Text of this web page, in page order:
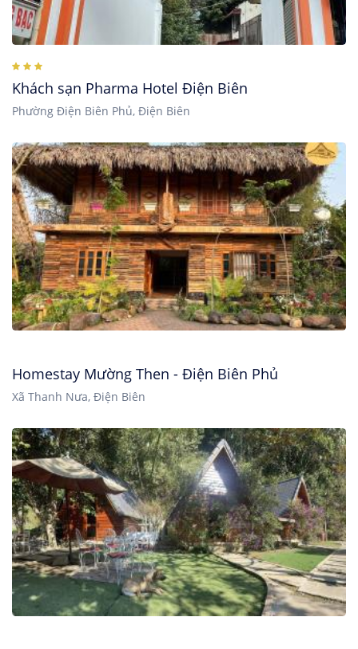
Khách sạn Pharma Hotel Điện Biên
Phường Điện Biên Phủ, Điện Biên
Homestay Mường Then - Điện Biên Phủ
Xã Thanh Nưa, Điện Biên